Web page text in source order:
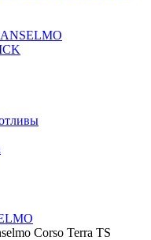
Corso Terra ТS